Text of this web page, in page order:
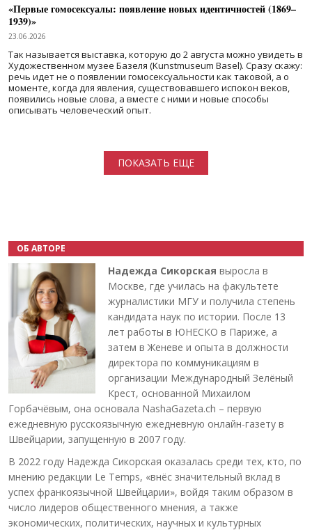
«Первые гомосексуалы: появление новых идентичностей (1869–
1939)»
23.06.2026
Так называется выставка, которую до 2 августа можно увидеть в
Художественном музее Базеля (Kunstmuseum Basel). Сразу скажу:
речь идет не о появлении гомосексуальности как таковой, а о
моменте, когда для явления, существовавшего испокон веков,
появились новые слова, а вместе с ними и новые способы
описывать человеческий опыт.
ПОКАЗАТЬ ЕЩЕ
ОБ АВТОРЕ
Надежда Сикорская выросла в
Москве, где училась на факультете
журналистики МГУ и получила степень
кандидата наук по истории. После 13
лет работы в ЮНЕСКО в Париже, а
затем в Женеве и опыта в должности
директора по коммуникациям в
организации Международный Зелёный
Крест, основанной Михаилом
Горбачёвым, она основала NashaGazeta.ch – первую
ежедневную русскоязычную ежедневную онлайн-газету в
Швейцарии, запущенную в 2007 году.
В 2022 году Надежда Сикорская оказалась среди тех, кто, по
мнению редакции Le Temps, «внёс значительный вклад в
успех франкоязычной Швейцарии», войдя таким образом в
число лидеров общественного мнения, а также
экономических, политических, научных и культурных